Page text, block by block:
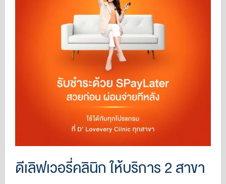
ดีเลิฟเวอรี่คลินิก ให้บริการ 2 สาขา